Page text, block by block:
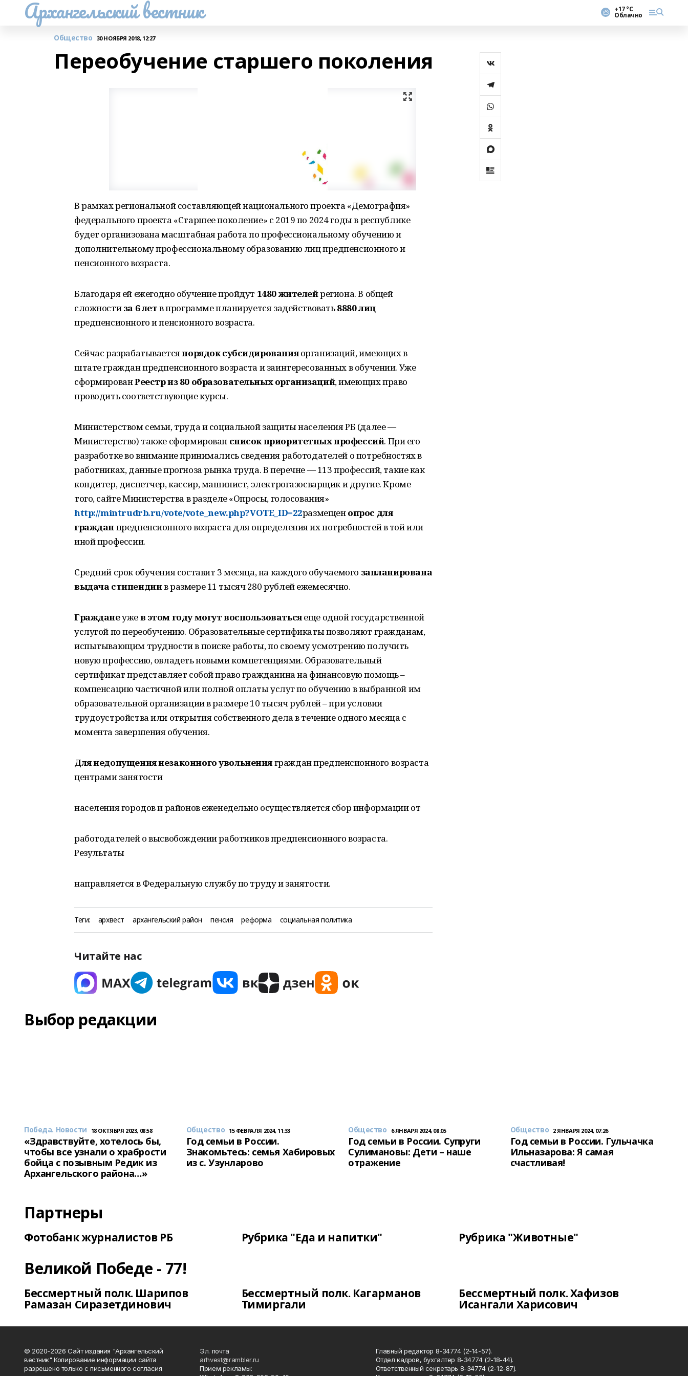
Архангельский вестник +17 °С
Облачно
Общество 30 НОЯБРЯ 2018, 12:27
Переобучение старшего поколения
В рамках региональной составляющей национального проекта «Демография»
федерального проекта «Старшее поколение» с 2019 по 2024 годы в республике
будет организована масштабная работа по профессиональному обучению и
дополнительному профессиональному образованию лиц предпенсионного и
пенсионного возраста.
Благодаря ей ежегодно обучение пройдут 1480 жителейрегиона. В общей
сложностиза 6 летв программе планируется задействовать8880 лиц
предпенсионного и пенсионного возраста.
Сейчас разрабатываетсяпорядок субсидированияорганизаций, имеющих в
штате граждан предпенсионного возраста и заинтересованных в обучении. Уже
сформированРеестр из 80 образовательных организаций, имеющих право
проводить соответствующие курсы.
Министерством семьи, труда и социальной защиты населения РБ (далее —
Министерство) также сформирован список приоритетных профессий. При его
разработке во внимание принимались сведения работодателей о потребностях в
работниках, данные прогноза рынка труда. В перечне — 113 профессий, такие как
кондитер, диспетчер, кассир, машинист, электрогазосварщик и другие. Кроме
того, сайте Министерства в разделе «Опросы, голосования»
http://mintrudrb.ru/vote/vote_new.php?VOTE_ID=22размещенопрос для
гражданпредпенсионного возраста для определения их потребностей в той или
иной профессии.
Средний срок обучения составит 3 месяца, на каждого обучаемого запланирована
выдача стипендиив размере 11 тысяч 280 рублей ежемесячно.
Гражданеужев этом годумогут воспользоватьсяеще одной государственной
услугой по переобучению. Образовательные сертификаты позволяют гражданам,
испытывающим трудности в поиске работы, по своему усмотрению получить
новую профессию, овладеть новыми компетенциями. Образовательный
сертификат представляет собой право гражданина на финансовую помощь –
компенсацию частичной или полной оплаты услуг по обучению в выбранной им
образовательной организации в размере 10 тысяч рублей – при условии
трудоустройства или открытия собственного дела в течение одного месяца с
момента завершения обучения.
Для недопущения незаконного увольненияграждан предпенсионного возраста
центрами занятости
населения городов и районов еженедельно осуществляется сбор информации от
работодателей о высвобождении работников предпенсионного возраста.
Результаты
направляется в Федеральную службу по труду и занятости.
Теги: архвест архангельский район пенсия реформа социальная политика
Читайте нас
Выбор редакции
Победа. Новости 18 ОКТЯБРЯ 2023, 08:58
«Здравствуйте, хотелось бы,
чтобы все узнали о храбрости
бойца с позывным Редик из
Архангельского района…»
Общество 15 ФЕВРАЛЯ 2024, 11:33
Год семьи в России.
Знакомьтесь: семья Хабировых
из с. Узунларово
Общество 6 ЯНВАРЯ 2024, 08:05
Год семьи в России. Супруги
Сулимановы: Дети – наше
отражение
Общество 2 ЯНВАРЯ 2024, 07:26
Год семьи в России. Гульчачка
Ильназарова: Я самая
счастливая!
Партнеры
Фотобанк журналистов РБ Рубрика "Еда и напитки" Рубрика "Животные"
Великой Победе - 77!
Бессмертный полк. Шарипов
Рамазан Сиразетдинович
Бессмертный полк. Кагарманов
Тимиргали
Бессмертный полк. Хафизов
Исангали Харисович
© 2020-2026 Сайт издания "Архангельский
вестник" Копирование информации сайта
разрешено только с письменного согласия
Эл. почта
arhvest@rambler.ru
Прием рекламы:
Главный редактор 8-34774 (2-14-57).
Отдел кадров, бухгалтер 8-34774 (2-18-44).
Ответственный секретарь 8-34774 (2-12-87).